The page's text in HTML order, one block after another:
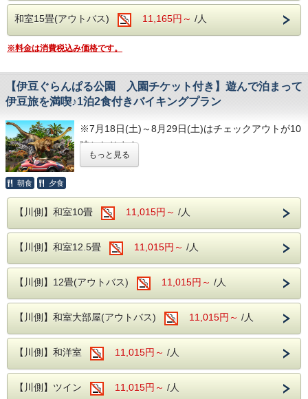
風呂、浴槽が3つ設置されている川蝉の湯、
露天風呂はどちらも岩を使用した和風の露天
---館内施設---
・【予約制】無料カラオケルーム(当日予約
制)
・【予約無】無料卓球ルーム
・【予約制】無料全自動麻雀ルーム(前日ま
での予約制)
■ロビー
当館のロビーにはグランドピアノを設置して
ます。
ロビーからは自然溢れる松川をご覧いただけ
ます。
和室15畳(アウトバス) 11,165円～ /人
※料金は消費税込み価格です。
【伊豆ぐらんぱる公園 入園チケット付き】遊んで泊まって
伊豆旅を満喫♪1泊2食付きバイキングプラン
※7月18日(土)～8月29日(土)はチェックアウトが10
時となります。
ンです。
■伊豆ぐらんぱる公園
伊豆ぐらんぱる公園は、子どもから大人まで一日中
楽しめる伊豆を代表するレジャースポットです。
園内には迫力満点のジップラインや立体迷路、恐竜
エリア、ゴーカートなど、体を動かして遊べるアト
小さなお子様から大人まで世代を問わず楽しめるた
め、ファミリー旅行はもちろん、カップルやグルー
プ旅行にもおすすめです。
もっと見る
朝食 夕食
【川側】和室10畳 11,015円～ /人
【川側】和室12.5畳 11,015円～ /人
【川側】12畳(アウトバス) 11,015円～ /人
【川側】和室大部屋(アウトバス) 11,015円～ /人
【川側】和洋室 11,015円～ /人
【川側】ツイン 11,015円～ /人